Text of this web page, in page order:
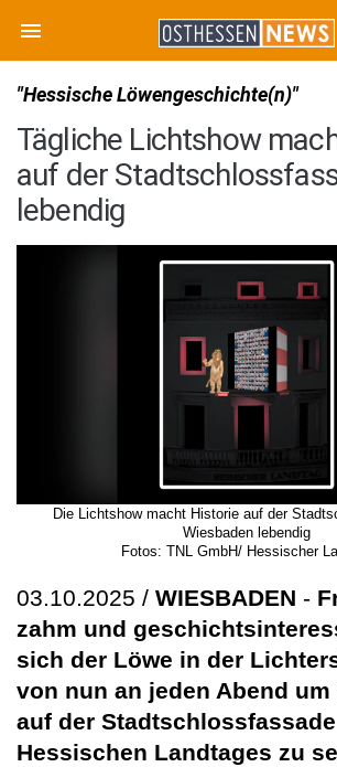
"Hessische Löwengeschichte(n)"
Tägliche Lichtshow
auf der
lebendig
Die Lichtshow macht Historie auf der
Wiesbaden lebendig
Fotos: TNL GmbH/ Hessischer
03.10.2025 / WIESBADEN -
zahm und
sich der Löwe in der
von nun an jeden Abend um
auf der
Hessischen Landtages zu